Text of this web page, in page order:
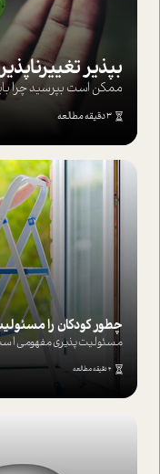
بپذير
ممکن است بپرسيد چرا
3 دقیقه مطالعه
چطور کودکان را
مسئولیت پذیری مفهومی ا
4 دقیقه مطالعه